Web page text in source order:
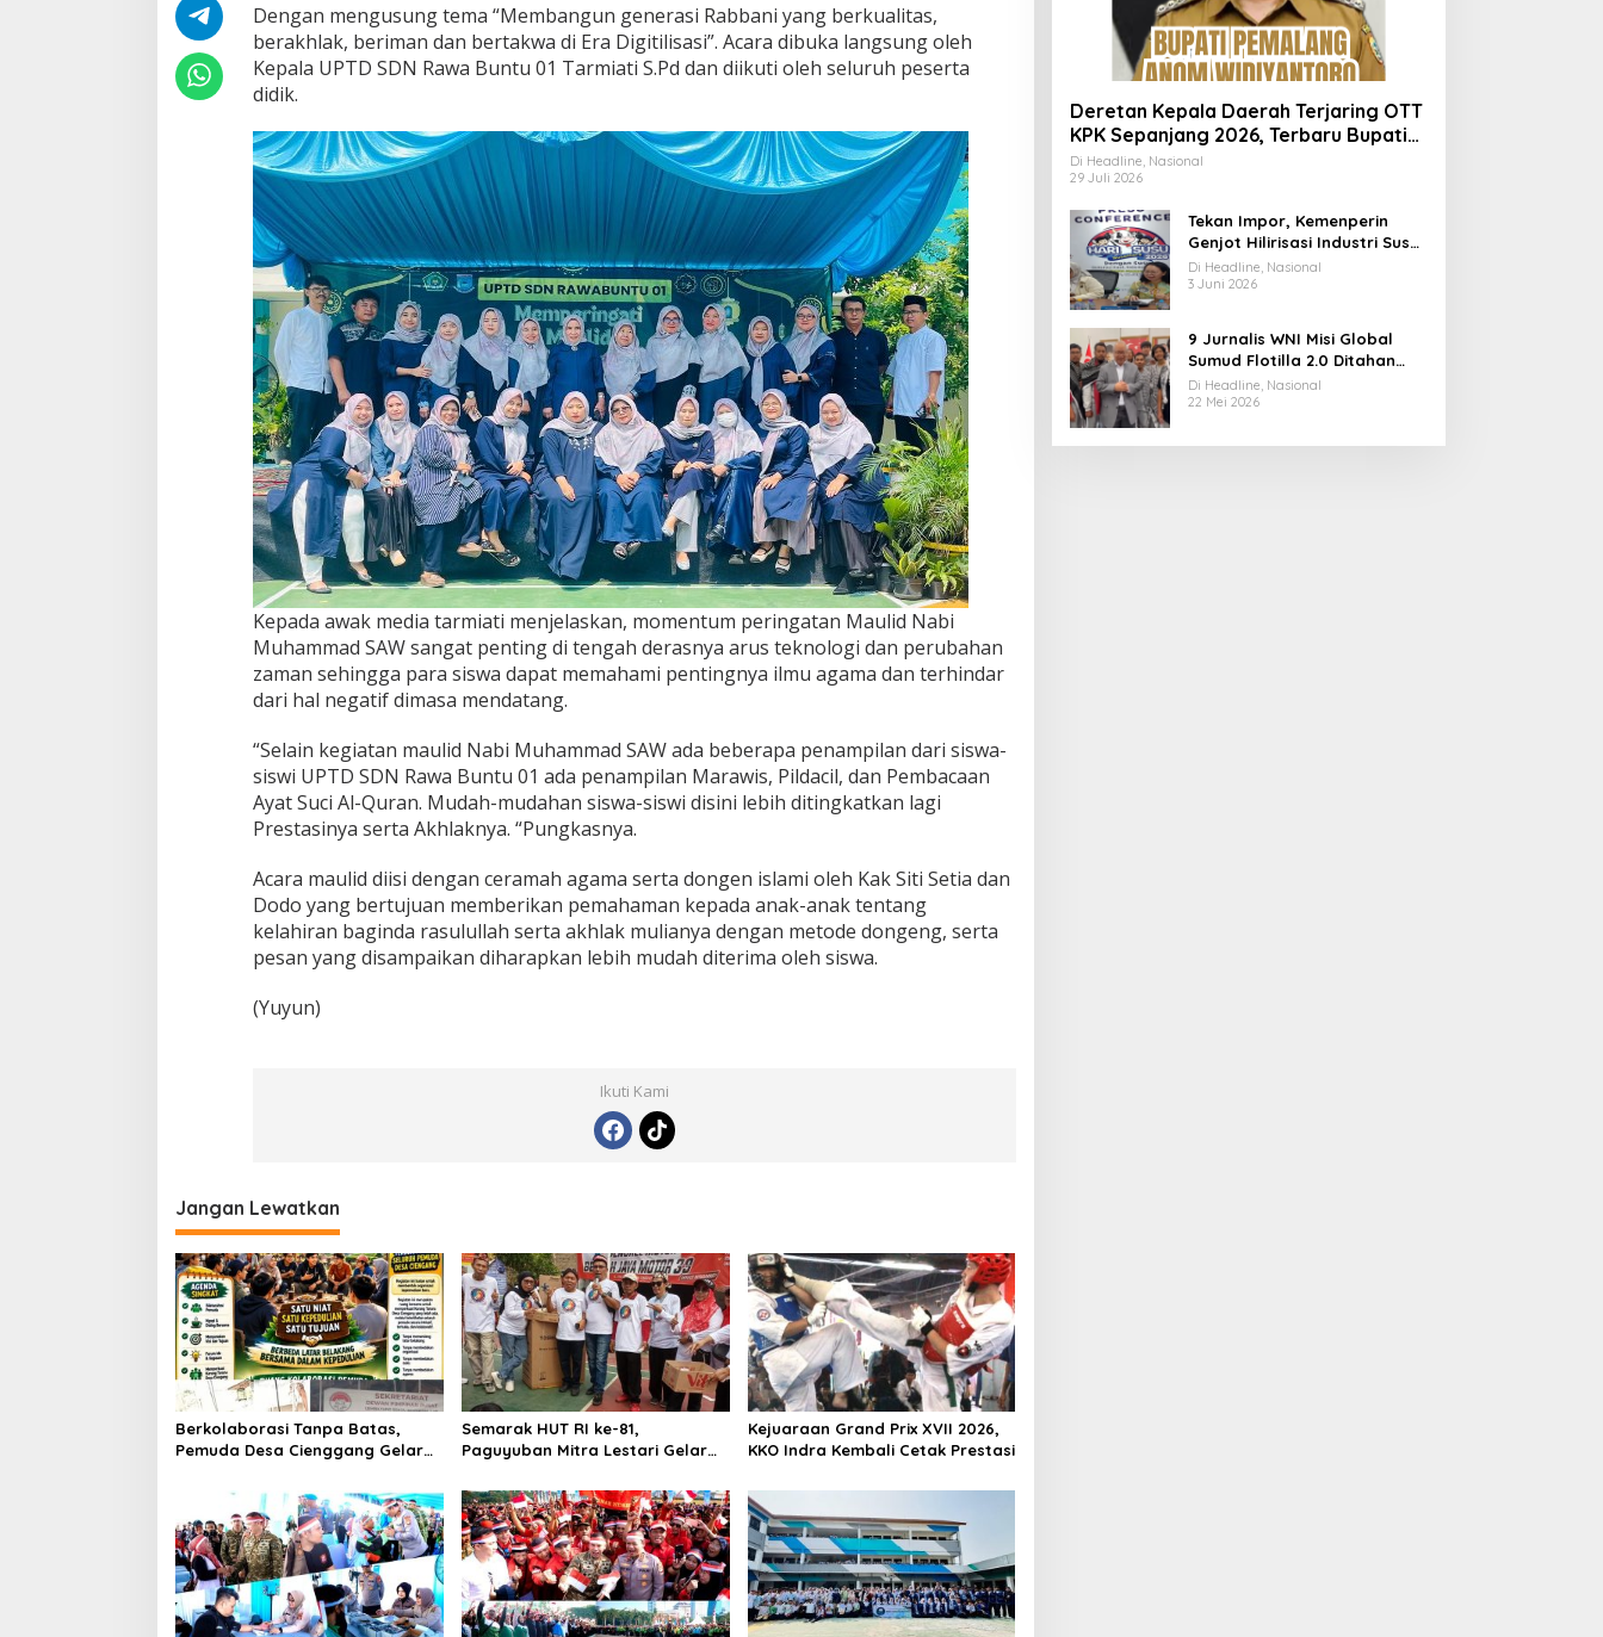
Dengan mengusung tema “Membangun generasi Rabbani yang berkualitas,
berakhlak, beriman dan bertakwa di Era Digitilisasi”. Acara dibuka langsung oleh
Kepala UPTD SDN Rawa Buntu 01 Tarmiati S.Pd dan diikuti oleh seluruh peserta
didik.
Kepada awak media tarmiati menjelaskan, momentum peringatan Maulid Nabi
Muhammad SAW sangat penting di tengah derasnya arus teknologi dan perubahan
zaman sehingga para siswa dapat memahami pentingnya ilmu agama dan terhindar
dari hal negatif dimasa mendatang.
“Selain kegiatan maulid Nabi Muhammad SAW ada beberapa penampilan dari siswa-
siswi UPTD SDN Rawa Buntu 01 ada penampilan Marawis, Pildacil, dan Pembacaan
Ayat Suci Al-Quran. Mudah-mudahan siswa-siswi disini lebih ditingkatkan lagi
Prestasinya serta Akhlaknya. “Pungkasnya.
Acara maulid diisi dengan ceramah agama serta dongen islami oleh Kak Siti Setia dan
Dodo yang bertujuan memberikan pemahaman kepada anak-anak tentang
kelahiran baginda rasulullah serta akhlak mulianya dengan metode dongeng, serta
pesan yang disampaikan diharapkan lebih mudah diterima oleh siswa.
(Yuyun)
Ikuti Kami
Jangan Lewatkan
Berkolaborasi Tanpa Batas,
Pemuda Desa Cienggang Gelar
Semarak HUT RI ke-81,
Paguyuban Mitra Lestari Gelar
Kejuaraan Grand Prix XVII 2026,
KKO Indra Kembali Cetak Prestasi
Deretan Kepala Daerah Terjaring OTT
KPK Sepanjang 2026, Terbaru Bupati
Pemalang Anom Widiyantoro
Di Headline, Nasional
29 Juli 2026
Tekan Impor, Kemenperin
Genjot Hilirisasi Industri Susu
Lewat Momen Hari Susu
Nusantara 2026
Di Headline, Nasional
3 Juni 2026
9 Jurnalis WNI Misi Global
Sumud Flotilla 2.0 Ditahan
Militer Israel, Kini Dibebaskan
dan Dievakuasi ke Istanbul
Di Headline, Nasional
22 Mei 2026